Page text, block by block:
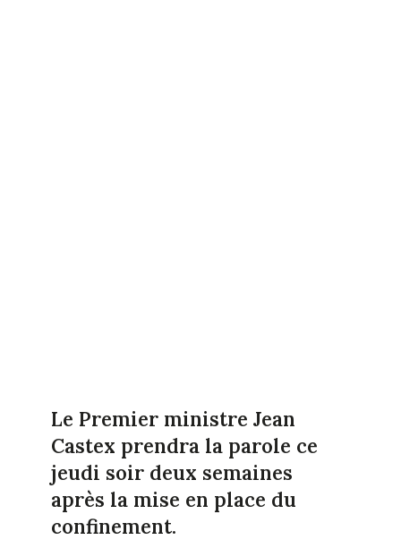
Le Premier ministre Jean
Castex prendra la parole ce
jeudi soir deux semaines
après la mise en place du
confinement.